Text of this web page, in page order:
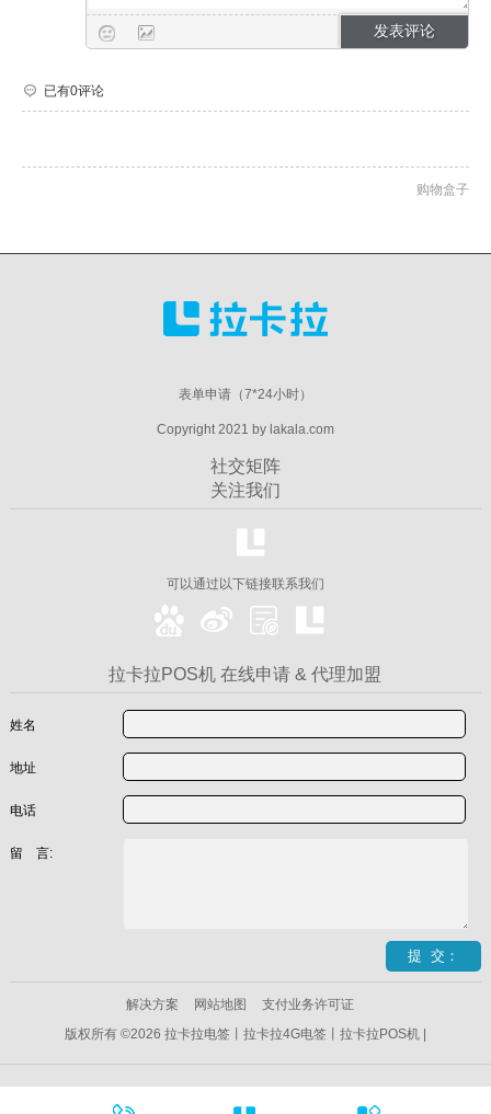
已有0评论
购物盒子
表单申请（7*24小时）
Copyright 2021 by lakala.com
社交矩阵
关注我们
可以通过以下链接联系我们
拉卡拉POS机 在线申请 & 代理加盟
姓名
地址
电话
留 言:
解决方案 网站地图
支付业务许可证
版权所有 ©2026 拉卡拉电签丨拉卡拉4G电签丨拉卡拉POS机 |